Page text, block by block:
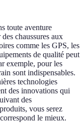
toute aventure
chaussures aux
comme les GPS, les
de qualité peut
exemple, pour les
sont indispensables.
technologies
des innovations qui
des
vous serez
le mieux.